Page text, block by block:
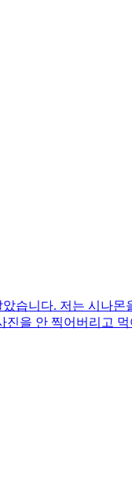
습니다. 저는 시나
을 안 찍어버리고 먹